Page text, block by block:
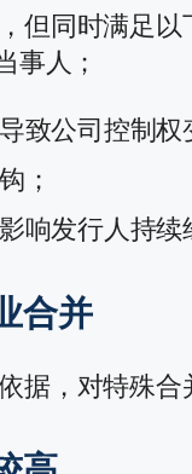
但同时满足以
事人；
致公司控制权
；
响发行人持
合并
据，对特殊合